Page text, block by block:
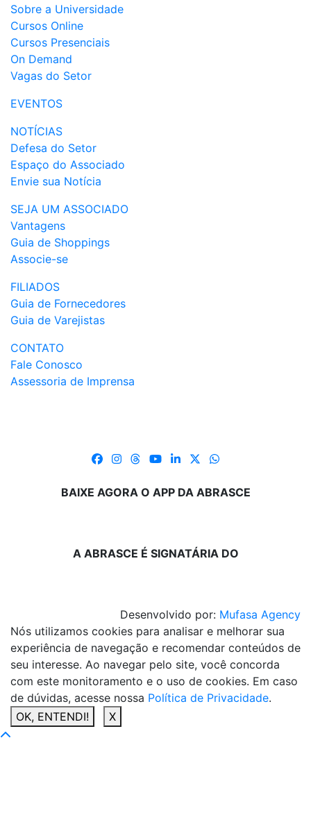
Sobre a Universidade
Cursos Online
Cursos Presenciais
On Demand
Vagas do Setor
EVENTOS
NOTÍCIAS
Defesa do Setor
Espaço do Associado
Envie sua Notícia
SEJA UM ASSOCIADO
Vantagens
Guia de Shoppings
Associe-se
FILIADOS
Guia de Fornecedores
Guia de Varejistas
CONTATO
Fale Conosco
Assessoria de Imprensa
BAIXE AGORA O APP DA ABRASCE
A ABRASCE É SIGNATÁRIA DO
Desenvolvido por: Mufasa Agency
Nós utilizamos cookies para analisar e melhorar sua
experiência de navegação e recomendar conteúdos de
seu interesse. Ao navegar pelo site, você concorda
com este monitoramento e o uso de cookies. Em caso
de dúvidas, acesse nossa Política de Privacidade.
OK, ENTENDI!
X